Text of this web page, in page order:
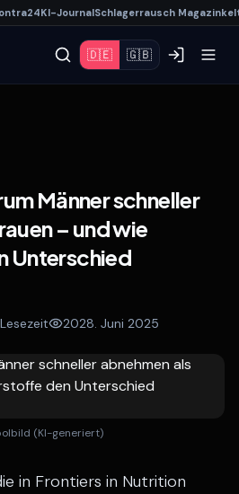
24KI-JournalSchlagerrausch Magazin
🇩🇪 🇬🇧
Männer schneller
– und wie
Unterschied
2028. Juni 2025
(KI-generiert)
in Frontiers in Nutrition